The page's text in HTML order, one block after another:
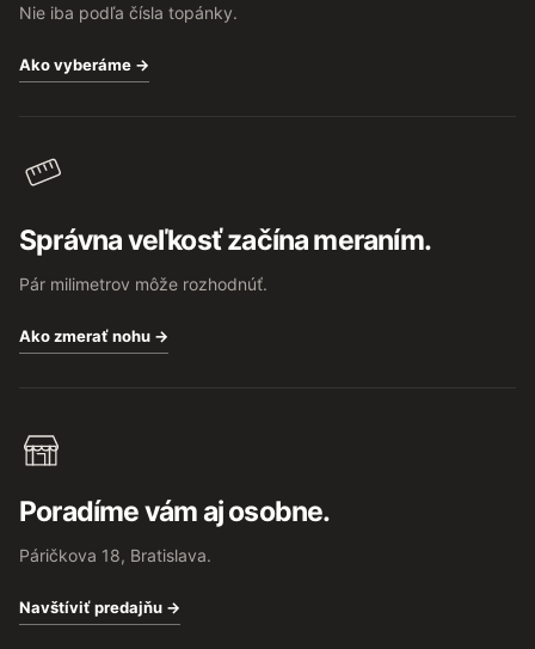
Nie iba podľa čísla topánky.
Ako vyberáme →
Správna veľkosť začína meraním.
Pár milimetrov môže rozhodnúť.
Ako zmerať nohu →
Poradíme vám aj osobne.
Páričkova 18, Bratislava.
Navštíviť predajňu →